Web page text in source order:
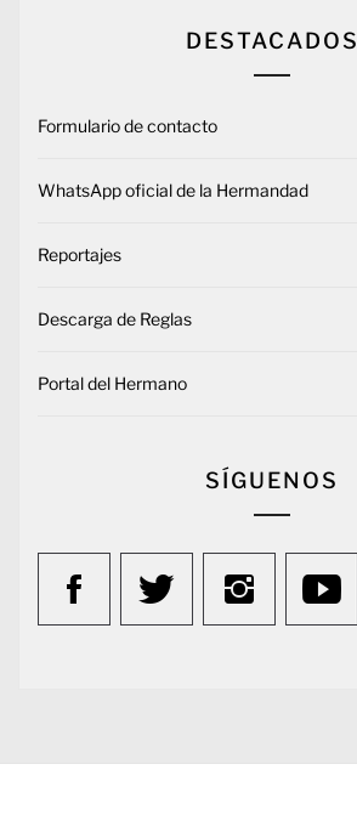
DESTACADOS
Formulario de contacto
WhatsApp oficial de la Hermandad
Reportajes
Descarga de Reglas
Portal del Hermano
SÍGUENOS